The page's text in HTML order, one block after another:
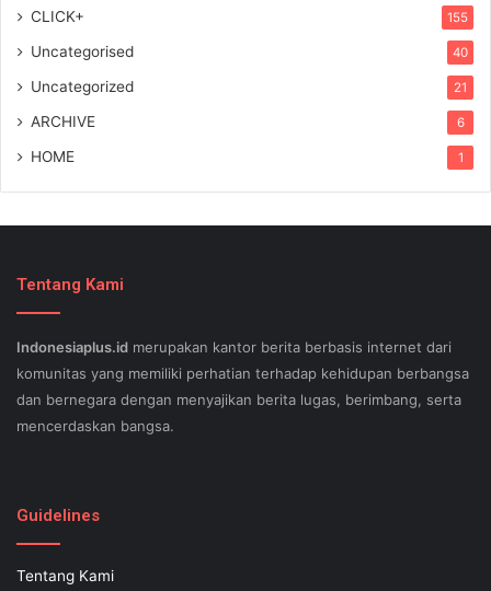
CLICK+ 155
Uncategorised 40
Uncategorized 21
ARCHIVE 6
HOME 1
Tentang Kami
Indonesiaplus.id merupakan kantor berita berbasis internet dari
komunitas yang memiliki perhatian terhadap kehidupan berbangsa
dan bernegara dengan menyajikan berita lugas, berimbang, serta
mencerdaskan bangsa.
your small business stand out exam gst from the opposition and
Guidelines
Tentang Kami